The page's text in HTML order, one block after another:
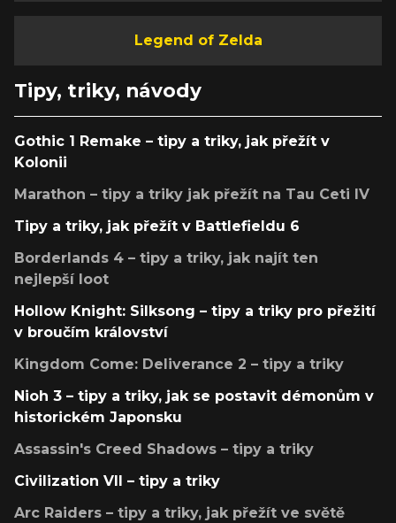
Legend of Zelda
Tipy, triky, návody
Gothic 1 Remake – tipy a triky, jak přežít v
Kolonii
Marathon – tipy a triky jak přežít na Tau Ceti IV
Tipy a triky, jak přežít v Battlefieldu 6
Borderlands 4 – tipy a triky, jak najít ten
nejlepší loot
Hollow Knight: Silksong – tipy a triky pro přežití
v broučím království
Kingdom Come: Deliverance 2 – tipy a triky
Nioh 3 – tipy a triky, jak se postavit démonům v
historickém Japonsku
Assassin's Creed Shadows – tipy a triky
Civilization VII – tipy a triky
Arc Raiders – tipy a triky, jak přežít ve světě